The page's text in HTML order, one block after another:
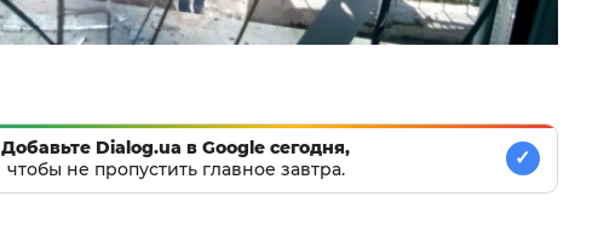
Добавьте Dialog.ua в Google сегодня,
чтобы не пропустить главное завтра.
✓